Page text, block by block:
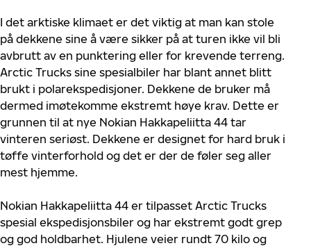
I det arktiske klimaet er det viktig at man kan stole
på dekkene sine å være sikker på at turen ikke vil bli
avbrutt av en punktering eller for krevende terreng.
Arctic Trucks sine spesialbiler har blant annet blitt
brukt i polarekspedisjoner. Dekkene de bruker må
dermed imøtekomme ekstremt høye krav. Dette er
grunnen til at nye Nokian Hakkapeliitta 44 tar
vinteren seriøst. Dekkene er designet for hard bruk i
tøffe vinterforhold og det er der de føler seg aller
mest hjemme.
Nokian Hakkapeliitta 44 er tilpasset Arctic Trucks
spesial ekspedisjonsbiler og har ekstremt godt grep
og god holdbarhet. Hjulene veier rundt 70 kilo og